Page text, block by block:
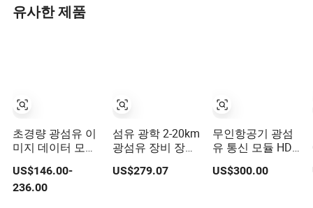
유사한 제품
초경량 광섬유 이
미지 데이터 모듈
20km 2.2kg
15km 1.7kg
10km 1.1kg 옵션
US$146.00-
236.00
섬유 광학 2-20km
광섬유 장비 장거
리 비행 FPV 저지
연 간섭 방지
US$279.07
무인항공기 광섬
유 통신 모듈 HD
비디오 전송
US$300.00